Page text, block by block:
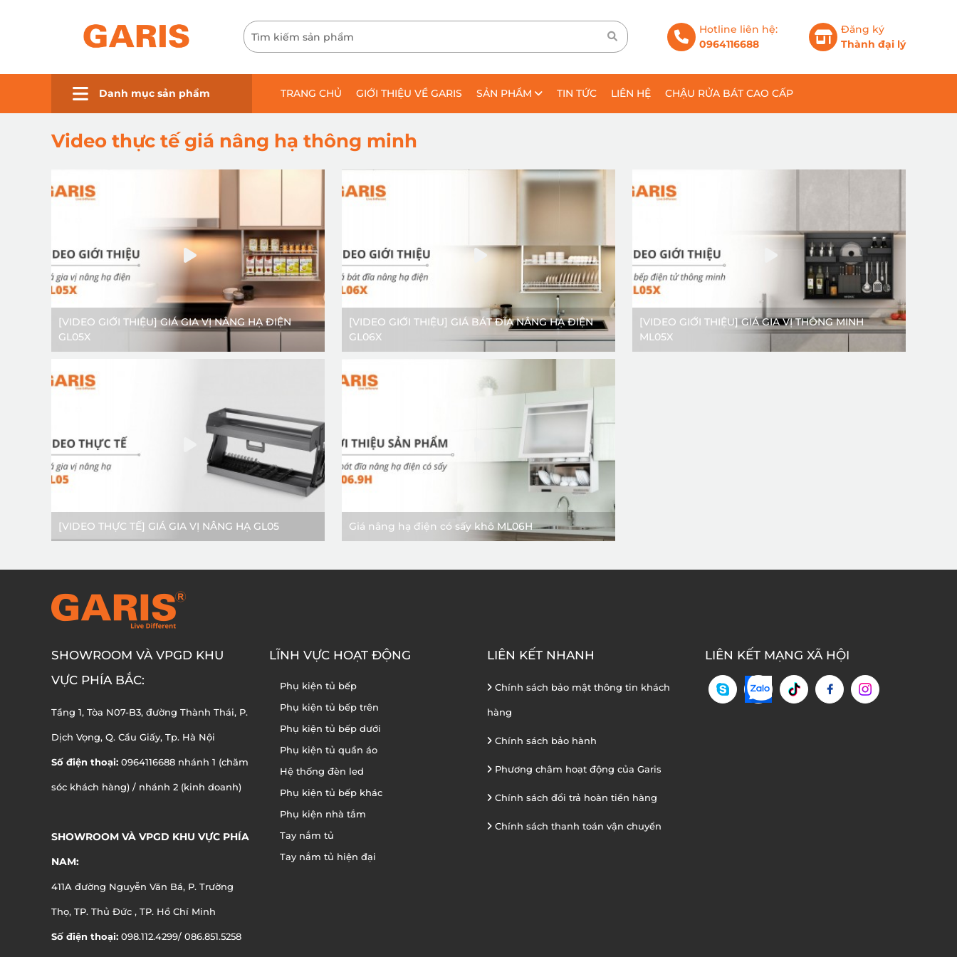
Hotline liên hệ:
0964116688
Đăng ký
Thành đại lý
Danh mục sản phẩm TRANG CHỦ GIỚI THIỆU VỀ GARIS SẢN PHẨM TIN TỨC LIÊN HỆ CHẬU RỬA BÁT CAO CẤP
Video thực tế giá nâng hạ thông minh
[VIDEO GIỚI THIỆU] GIÁ GIA VỊ NÂNG HẠ ĐIỆN
GL05X
[VIDEO GIỚI THIỆU] GIÁ BÁT ĐĨA NÂNG HẠ ĐIỆN
GL06X
[VIDEO GIỚI THIỆU] GIÁ GIA VỊ THÔNG MINH
ML05X
[VIDEO THỰC TẾ] GIÁ GIA VỊ NÂNG HẠ GL05 Giá nâng hạ điện có sấy khô ML06H
SHOWROOM VÀ VPGD KHU
VỰC PHÍA BẮC:
Tầng 1, Tòa N07-B3, đường Thành Thái, P.
Dịch Vọng, Q. Cầu Giấy, Tp. Hà Nội
Số điện thoại: 0964116688 nhánh 1 (chăm
sóc khách hàng) / nhánh 2 (kinh doanh)
SHOWROOM VÀ VPGD KHU VỰC PHÍA
NAM:
411A đường Nguyễn Văn Bá, P. Trường
Thọ, TP. Thủ Đức , TP. Hồ Chí Minh
Số điện thoại: 098.112.4299/ 086.851.5258
LĨNH VỰC HOẠT ĐỘNG
Phụ kiện tủ bếp
Phụ kiện tủ bếp trên
Phụ kiện tủ bếp dưới
Phụ kiện tủ quần áo
Hệ thống đèn led
Phụ kiện tủ bếp khác
Phụ kiện nhà tắm
Tay nắm tủ
Tay nắm tủ hiện đại
LIÊN KẾT NHANH
Chính sách bảo mật thông tin khách
hàng
Chính sách bảo hành
Phương châm hoạt động của Garis
Chính sách đổi trả hoàn tiền hàng
Chính sách thanh toán vận chuyển
LIÊN KẾT MẠNG XÃ HỘI